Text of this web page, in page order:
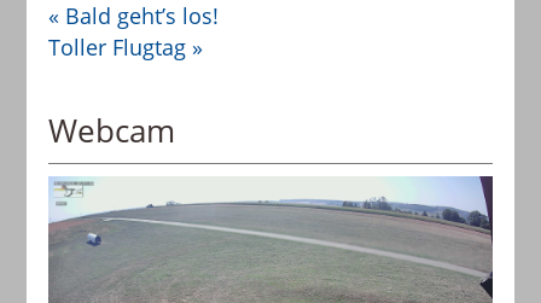
« Bald geht’s los!
Toller Flugtag »
Webcam